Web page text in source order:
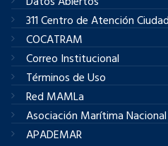
311 Centro de Atención
COCATRAM
Correo Institucional
Términos de Uso
Red MAMLa
Asociación Marítima
APADEMAR